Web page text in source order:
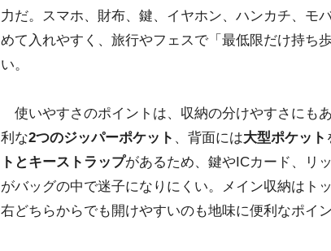
力だ。スマホ、財布、鍵、イヤホン、ハンカチ、モ
めて入れやすく、旅行やフェスで「最低限だけ持ち
い。
使いやすさのポイントは、収納の分けやすさにも
利な2つのジッパーポケット 、背面には大型ポケット
トとキーストラップがあるため、鍵やICカード、リ
がバッグの中で迷子になりにくい。メイン収納はト
右どちらからでも開けやすいのも地味に便利なポイン